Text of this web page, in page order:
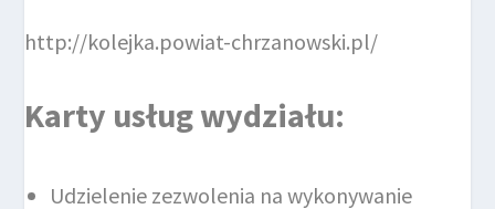
http://kolejka.powiat-chrzanowski.pl/
Karty usług wydziału:
Udzielenie zezwolenia na wykonywanie